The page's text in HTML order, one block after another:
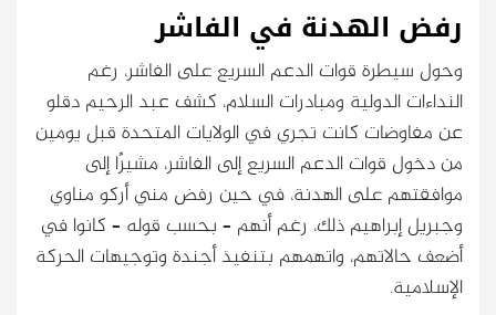
رفض الهدنة في الفاشر
وحول سيطرة قوات الدعم السريع على الفاشر، رغم
النداءات الدولية ومبادرات السلام، كشف عبد الرحيم دقلو
عن مفاوضات كانت تجري في الولايات المتحدة قبل يومين
من دخول قوات الدعم السريع إلى الفاشر، مشيرًا إلى
موافقتهم على الهدنة، في حين رفض مني أركو مناوي
وجبريل إبراهيم ذلك، رغم أنهم – بحسب قوله – كانوا في
أضعف حالاتهم، واتهمهم بتنفيذ أجندة وتوجيهات الحركة
الإسلامية.